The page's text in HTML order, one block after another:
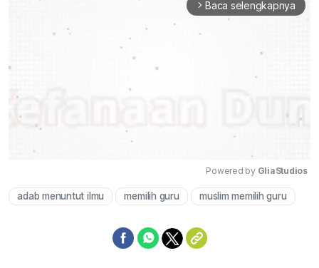
arrow_forward_ios Baca selengkapnya
Mute
Powered by GliaStudios
adab menuntut ilmu memilih guru muslim memilih guru